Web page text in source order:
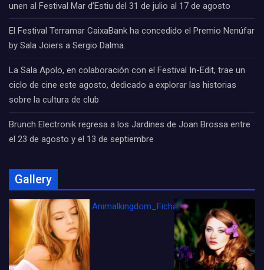
unen al Festival Mar d’Estiu del 31 de julio al 17 de agosto
El Festival Terramar CaixaBank ha concedido el Premio Nenúfar
by Sala Joiers a Sergio Dalma.
La Sala Apolo, en colaboración con el Festival In-Edit, trae un
ciclo de cine este agosto, dedicado a explorar las historias
sobre la cultura de club
Brunch Electronik regresa a los Jardines de Joan Brossa entre
el 23 de agosto y el 13 de septiembre
Gallery
Animalkingdom_FichaCine